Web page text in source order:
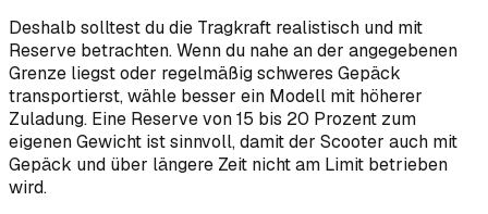
Deshalb solltest du die Tragkraft realistisch und mit
Reserve betrachten. Wenn du nahe an der angegebenen
Grenze liegst oder regelmäßig schweres Gepäck
transportierst, wähle besser ein Modell mit höherer
Zuladung. Eine Reserve von 15 bis 20 Prozent zum
eigenen Gewicht ist sinnvoll, damit der Scooter auch mit
Gepäck und über längere Zeit nicht am Limit betrieben
wird.